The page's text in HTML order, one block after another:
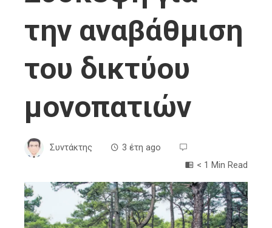
την αναβάθμιση
του δικτύου
μονοπατιών
Συντάκτης
3 έτη ago
< 1 Min Read